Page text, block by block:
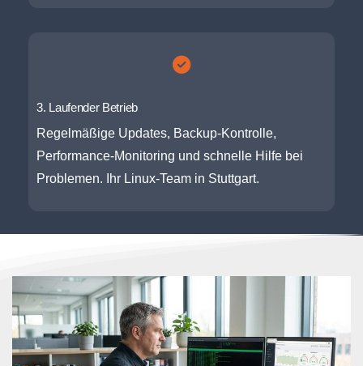
3. Laufender Betrieb
Regelmäßige Updates, Backup-Kontrolle,
Performance-Monitoring und schnelle Hilfe bei
Problemen. Ihr Linux-Team in Stuttgart.